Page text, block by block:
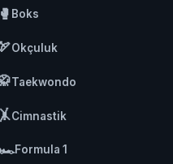
🥊 Boks
🏹Okçuluk
Taekwondo
🤸Cimnastik
Formula 1